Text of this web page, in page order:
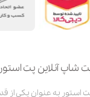
شاپ آنلاین پت استور